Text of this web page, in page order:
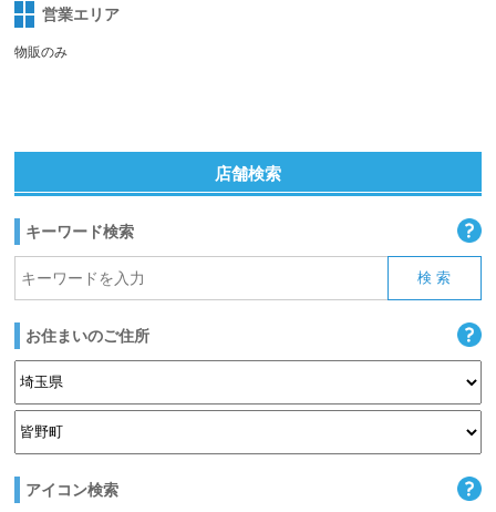
営業エリア
物販のみ
店舗検索
キーワード検索
お住まいのご住所
アイコン検索